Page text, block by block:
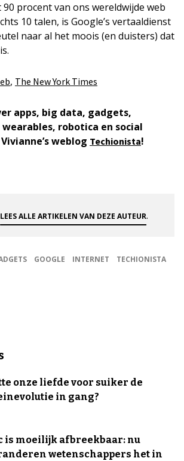
procent van ons wereldwijde web
10 talen, is Google’s vertaaldienst
naar al het moois (en duisters) dat
, The New York Times
apps, big data, gadgets,
robotica en social
weblog Techionista!
LEES ALLE ARTIKELEN VAN DEZE AUTEUR.
GOOGLE INTERNET
TECHIONISTA
onze liefde voor suiker de
in gang?
is moeilijk afbreekbaar: nu
wetenschappers het in